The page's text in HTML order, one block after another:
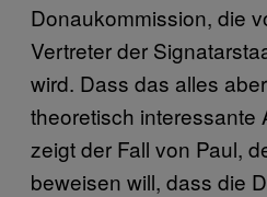
Donaukommission, die
Vertreter der
wird. Dass das alles
theoretisch interessante
zeigt der Fall von Paul,
beweisen will, dass die